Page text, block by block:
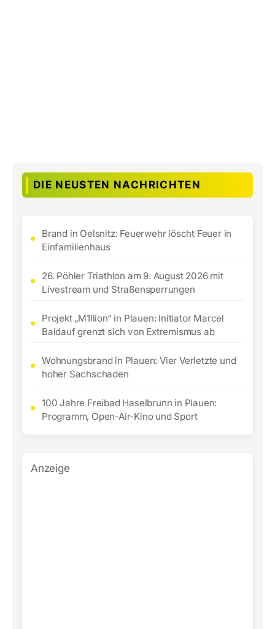
DIE NEUSTEN NACHRICHTEN
Brand in Oelsnitz: Feuerwehr löscht Feuer in
Einfamilienhaus
26. Pöhler Triathlon am 9. August 2026 mit
Livestream und Straßensperrungen
Projekt „M1llion“ in Plauen: Initiator Marcel
Baldauf grenzt sich von Extremismus ab
Wohnungsbrand in Plauen: Vier Verletzte und
hoher Sachschaden
100 Jahre Freibad Haselbrunn in Plauen:
Programm, Open-Air-Kino und Sport
Anzeige